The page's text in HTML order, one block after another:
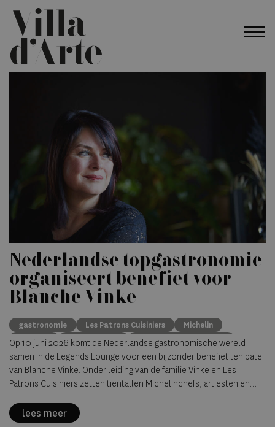
Nederlandse topgastronomie
organiseert benefiet voor
Blanche Vinke
gastronomie Les Patrons Cuisiniers
Michelin
benefiet
Blanche Vinke De Kromme Watergang
Op 10 juni 2026 komt de Nederlandse gastronomische wereld
samen in de Legends Lounge voor een bijzonder benefiet ten bate
van Blanche Vinke. Onder leiding van de familie Vinke en Les
Patrons Cuisiniers zetten tientallen Michelinchefs, artiesten en
noodzakelijke medische behandeling.
lees meer